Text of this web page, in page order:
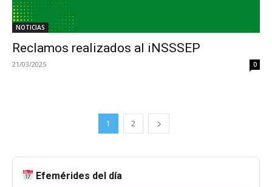
NOTICIAS
Reclamos realizados al iNSSSEP
21/03/2025 0
1 2
Efemérides del día